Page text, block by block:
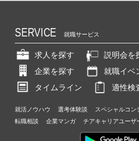
SERVICE 就職サービス
求人を探す
説明会を
企業を探す
就職イベ
タイムライン
適性検
就活ノウハウ 選考体験談 スペシャルコン
転職相談
企業マンガ チアキャリアユーザ